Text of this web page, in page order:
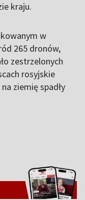
kraju.
w
265 dronów,
zestrzelonych
rosyjskie
ziemię spadły